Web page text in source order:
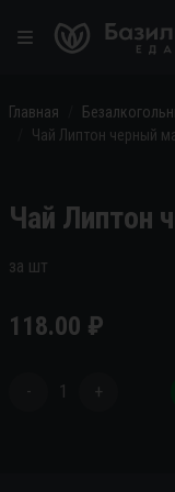
Главная
Чай Липтон черный
Чай Липтон
за шт
118.00 ₽
- 1 +